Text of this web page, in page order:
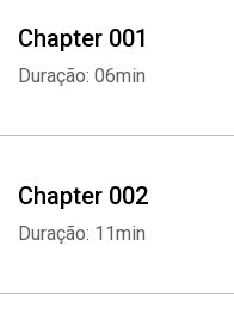
Chapter 001
Duração: 06min
Chapter 002
Duração: 11min